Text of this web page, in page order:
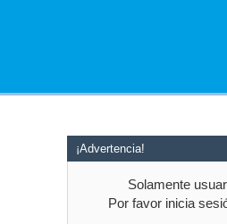
¡Advertencia!
Solamente
Por favor inicia